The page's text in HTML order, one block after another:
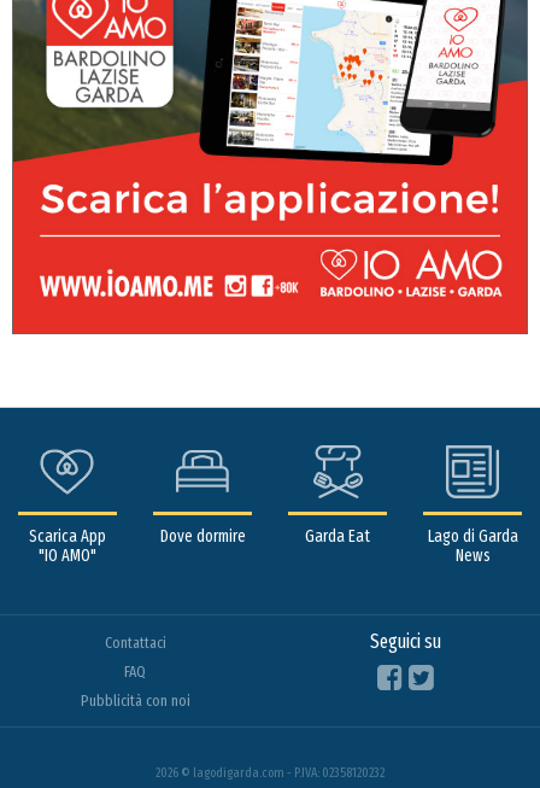
Scarica App
"IO AMO"
Dove dormire Garda Eat
Lago di Garda
News
Contattaci
FAQ
Pubblicità con noi
Seguici su
2026 © lagodigarda.com - P.IVA: 02358120232